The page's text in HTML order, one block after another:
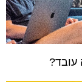
עובד?